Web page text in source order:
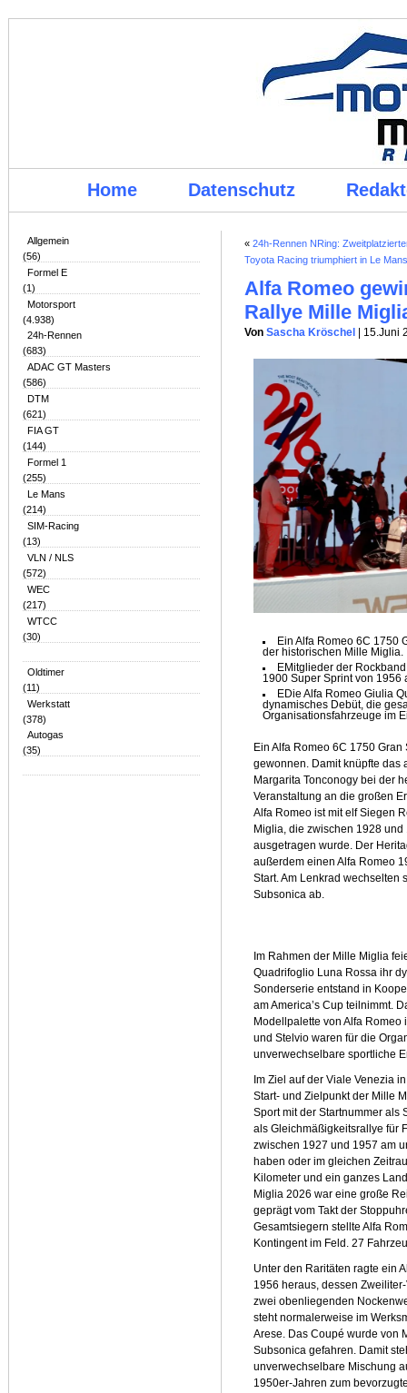
Home Datenschutz
Allgemein
(56)
Formel E
(1)
Motorsport
(4.938)
24h-Rennen
(683)
ADAC GT Masters
(586)
DTM
(621)
FIA GT
(144)
Formel 1
(255)
Le Mans
(214)
SIM-Racing
(13)
VLN / NLS
(572)
WEC
(217)
WTCC
(30)
Oldtimer
(11)
Werkstatt
(378)
Autogas
(35)
« 24h-Rennen NRing:
Toyota Racing triumphiert in Le
Alfa Romeo
Rallye Mille
Von Sascha Kröschel | 15.Juni
Ein Alfa Romeo 6C 1750
der historischen Mille Miglia.
EMitglieder der
1900 Super Sprint von 1956
EDie Alfa Romeo Giulia
dynamisches Debüt, die
Organisationsfahrzeuge im
Ein Alfa Romeo 6C 1750
gewonnen. Damit knüpfte das
Margarita Tonconogy bei der
Veranstaltung an die großen
Alfa Romeo ist mit elf Siegen
Miglia, die zwischen 1928
ausgetragen wurde. Der
außerdem einen Alfa Romeo
Start. Am Lenkrad wechselten
Subsonica ab.
Im Rahmen der Mille Miglia
Quadrifoglio Luna Rossa ihr
Sonderserie entstand in
am America’s Cup teilnimmt.
Modellpalette von Alfa Romeo
und Stelvio waren für die
unverwechselbare sportliche
Im Ziel auf der Viale Venezia
Start- und Zielpunkt der Mille
Sport mit der Startnummer als
als Gleichmäßigkeitsrallye für
zwischen 1927 und 1957 am
haben oder im gleichen
Kilometer und ein ganzes
Miglia 2026 war eine große
geprägt vom Takt der
Gesamtsiegern stellte Alfa
Kontingent im Feld. 27
Unter den Raritäten ragte ein
1956 heraus, dessen
zwei obenliegenden
steht normalerweise im
Arese. Das Coupé wurde von
Subsonica gefahren. Damit
unverwechselbare Mischung
1950er-Jahren zum